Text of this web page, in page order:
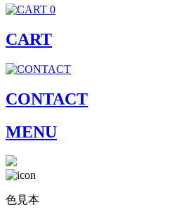
0
CART
CONTACT
MENU
色見本